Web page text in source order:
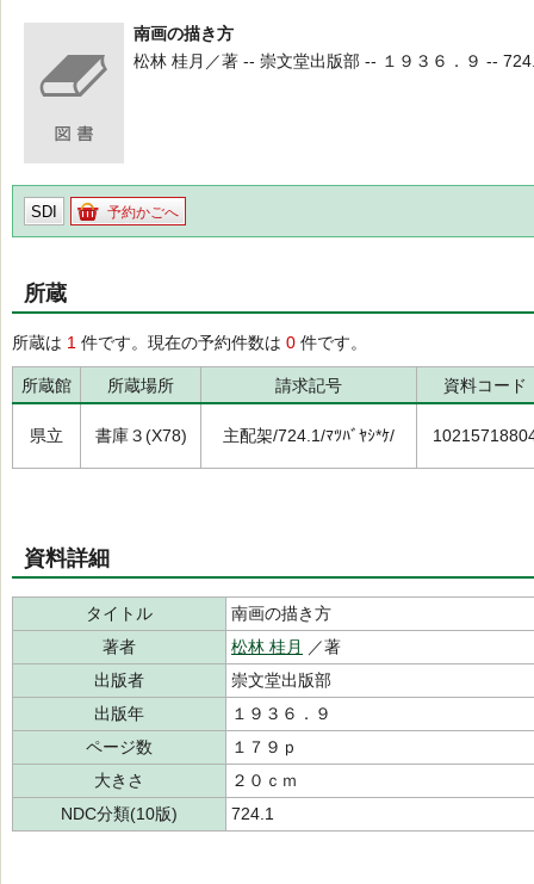
南画の描き方
松林 桂月／著 -- 崇文堂出版部 -- １９３６．９ --
SDI 予約かごへ
所蔵
所蔵は 1 件です。現在の予約件数は 0 件です。
所蔵館 所蔵場所 請求記号 資料コード
県立 書庫３(X78) 主配架/724.1/ﾏﾂﾊﾞﾔｼ*ｹ/
資料詳細
タイトル
南画の描き方
著者
松林 桂月
／著
出版者
崇文堂出版部
出版年
１９３６．９
ページ数
１７９ｐ
大きさ
２０ｃｍ
NDC分類(10版)
724.1